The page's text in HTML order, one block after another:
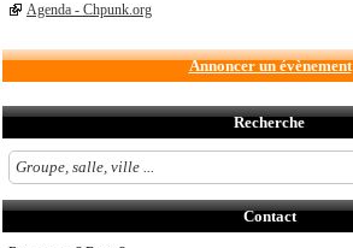
Agenda - Chpunk.org
Annoncer un évènement
Recherche
Contact